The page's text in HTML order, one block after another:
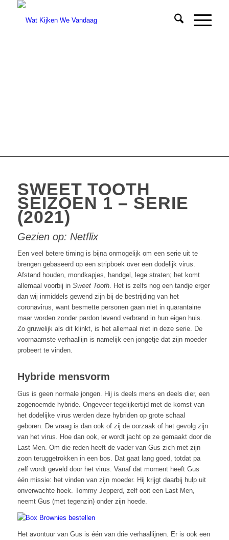
SWEET TOOTH
SEIZOEN 1 – SERIE
(2021)
Gezien op: Netflix
Een veel betere timing is bijna onmogelijk om een serie uit te
brengen gebaseerd op een stripboek over een dodelijk virus.
Afstand houden, mondkapjes, handgel, lege straten; het komt
allemaal voorbij in Sweet Tooth. Het is zelfs nog een tandje erger
dan wij inmiddels gewend zijn bij de bestrijding van het
coronavirus, want besmette personen gaan niet in quarantaine
maar worden zonder pardon levend verbrand in hun eigen huis.
Zo gruwelijk als dit klinkt, is het allemaal niet in deze serie. De
voornaamste verhaallijn is namelijk een jongetje dat zijn moeder
probeert te vinden.
Hybride mensvorm
Gus is geen normale jongen. Hij is deels mens en deels dier, een
zogenoemde hybride. Ongeveer tegelijkertijd met de komst van
het dodelijke virus werden deze hybriden op grote schaal
geboren. De vraag is dan ook of zij de oorzaak of het gevolg zijn
van het virus. Hoe dan ook, er wordt jacht op ze gemaakt door de
Last Men. Om die reden heeft de vader van Gus zich met zijn
zoon teruggetrokken in een bos. Dat gaat lang goed, totdat pa
zelf wordt geveld door het virus. Vanaf dat moment heeft Gus
één missie: het vinden van zijn moeder. Hij krijgt daarbij hulp uit
onverwachte hoek. Tommy Jepperd, zelf ooit een Last Men,
neemt Gus (met tegenzin) onder zijn hoede.
Het avontuur van Gus is één van drie verhaallijnen. Er is ook een